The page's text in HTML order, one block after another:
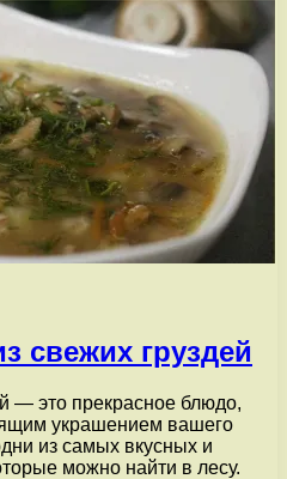
свежих груздей
— это прекрасное блюдо,
украшением вашего
из самых вкусных и
можно найти в лесу.